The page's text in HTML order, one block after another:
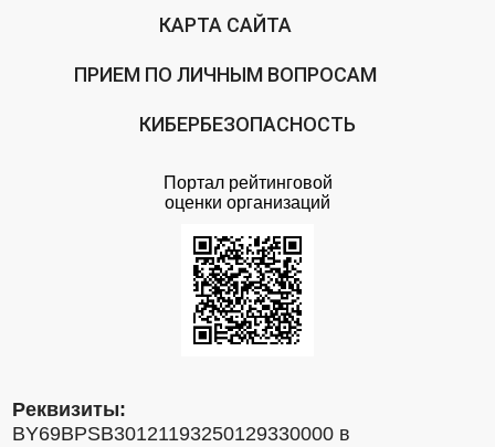
КАРТА САЙТА
ПРИЕМ ПО ЛИЧНЫМ ВОПРОСАМ
КИБЕРБЕЗОПАСНОСТЬ
Портал рейтинговой
оценки организаций
Реквизиты:
BY69BPSB30121193250129330000 в